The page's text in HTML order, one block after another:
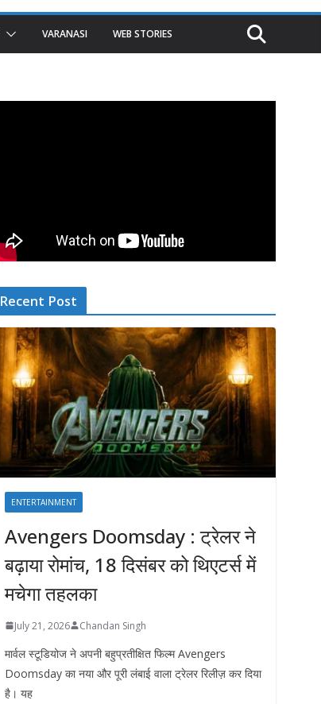
VARANASI WEB STORIES
Recent Post
ENTERTAINMENT
Avengers Doomsday : ट्रेलर ने
बढ़ाया रोमांच, 18 दिसंबर को थिएटर्स में
मचेगा तहलका
July 21, 2026 Chandan Singh
मार्वल स्टूडियोज ने अपनी बहुप्रतीक्षित फिल्म Avengers
Doomsday का नया और पूरी लंबाई वाला ट्रेलर रिलीज़ कर दिया
है। यह